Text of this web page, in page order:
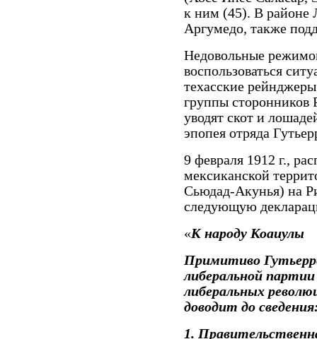
к ним (45). В районе
Аргумедо, также
Недовольные
воспользоваться
техасские
группы сторонников
уводят скот и
эпопея отряда
9 февраля 1912 г.,
мексиканской
Сьюдад-Акунья) на
следующую
«К народу Коаиулы
Примитиво
либеральной
либеральных
доводит до
1.